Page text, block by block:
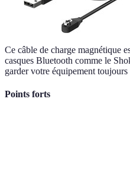
Ce câble de charge magnétique
casques Bluetooth comme le
garder votre équipement toujours
Points forts